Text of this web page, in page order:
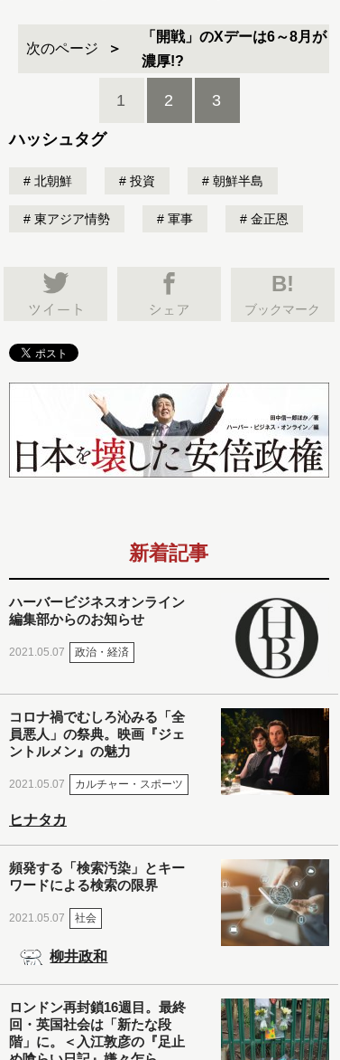
次のページ
「開戦」のXデーは6～8月が
濃厚!?
1 2 3
ハッシュタグ
北朝鮮 投資 朝鮮半島
東アジア情勢 軍事 金正恩
B!
ブックマーク
新着記事
ハーバービジネスオンライン
編集部からのお知らせ
2021.05.07 政治・経済
コロナ禍でむしろ沁みる「全
員悪人」の祭典。映画『ジェ
ントルメン』の魅力
2021.05.07 カルチャー・スポーツ
ヒナタカ
頻発する「検索汚染」とキー
ワードによる検索の限界
2021.05.07 社会
柳井政和
ロンドン再封鎖16週目。最終
回・英国社会は「新たな段
階」に。＜入江敦彦の『足止